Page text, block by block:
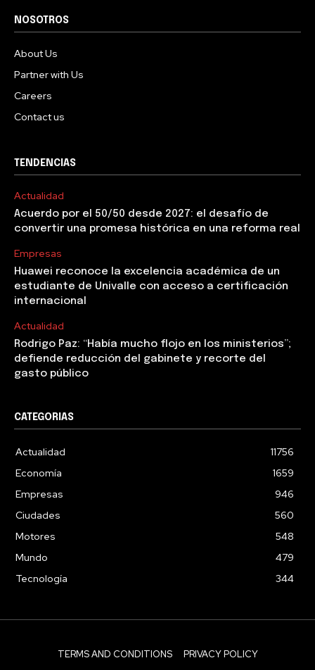
NOSOTROS
About Us
Partner with Us
Careers
Contact us
TENDENCIAS
Actualidad
Acuerdo por el 50/50 desde 2027: el desafío de
convertir una promesa histórica en una reforma real
Empresas
Huawei reconoce la excelencia académica de un
estudiante de Univalle con acceso a certificación
internacional
Actualidad
Rodrigo Paz: “Había mucho flojo en los ministerios”;
defiende reducción del gabinete y recorte del
gasto público
CATEGORIAS
Actualidad
11756
Economía
1659
Empresas
946
Ciudades
560
Motores
548
Mundo
479
Tecnología
344
TERMS AND CONDITIONS PRIVACY POLICY